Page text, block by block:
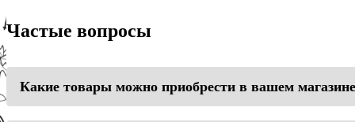
Частые вопросы
Какие товары можно приобрести в вашем